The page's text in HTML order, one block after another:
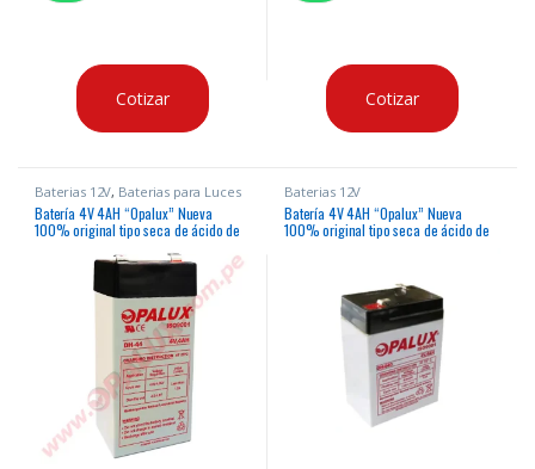
Cotizar Cotizar
Baterias 12V, Baterias para Luces
de Emergencia
Batería 4V 4AH “Opalux” Nueva
100% original tipo seca de ácido de
balanzas y otros
Baterias 12V
Batería 4V 4AH “Opalux” Nueva
100% original tipo seca de ácido de